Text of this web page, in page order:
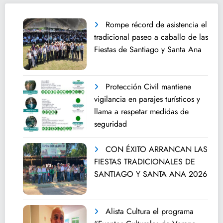
Rompe récord de asistencia el
tradicional paseo a caballo de las
Fiestas de Santiago y Santa Ana
Protección Civil mantiene
vigilancia en parajes turísticos y
llama a respetar medidas de
seguridad
CON ÉXITO ARRANCAN LAS
FIESTAS TRADICIONALES DE
SANTIAGO Y SANTA ANA 2026
Alista Cultura el programa